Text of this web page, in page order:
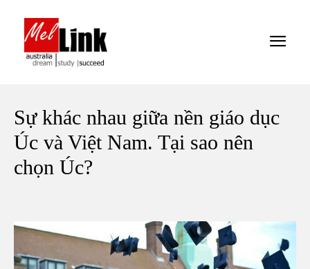
Sự khác nhau giữa nền giáo dục
Úc và Việt Nam. Tại sao nên
chọn Úc?